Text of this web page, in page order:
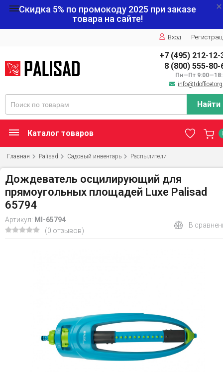
Скидка 5% по промокоду 2025 при заказе
товара на сайте!
Вход
+7 (495) 212-12-
8 (800) 555-80-
Пн—Пт
Найти
Каталог товаров
Главная Palisad Садовый инвентарь Распылители
Дождеватель осцилирующий для
прямоугольных площадей Luxe Palisad
65794
Артикул: MI-65794
(0 отзывов)
В